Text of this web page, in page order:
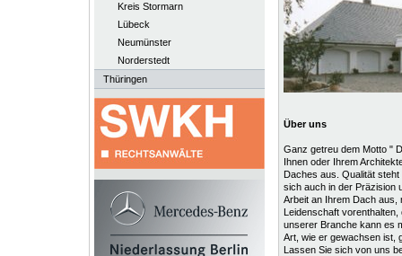
Kreis Stormarn
Lübeck
Neumünster
Norderstedt
Thüringen
Über uns
Ganz getreu dem Motto "
Ihnen oder Ihrem
Daches aus. Qualität
sich auch in der Präzision
Arbeit an Ihrem Dach aus,
Leidenschaft
unserer Branche kann es
Art, wie er gewachsen ist,
Lassen Sie sich von uns